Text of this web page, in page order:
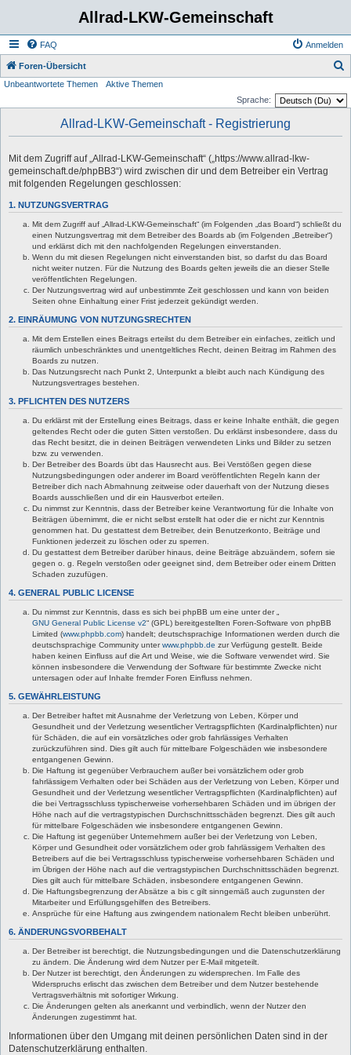
Allrad-LKW-Gemeinschaft
FAQ Anmelden
Foren-Übersicht
Unbeantwortete Themen
Aktive Themen
Sprache:
Allrad-LKW-Gemeinschaft - Registrierung
Mit dem Zugriff auf „Allrad-LKW-Gemeinschaft“ („https://www.allrad-lkw-
gemeinschaft.de/phpBB3“) wird zwischen dir und dem Betreiber ein Vertrag
mit folgenden Regelungen geschlossen:
1. NUTZUNGSVERTRAG
Mit dem Zugriff auf „Allrad-LKW-Gemeinschaft“ (im Folgenden „das Board“) schließt du
einen Nutzungsvertrag mit dem Betreiber des Boards ab (im Folgenden „Betreiber“)
und erklärst dich mit den nachfolgenden Regelungen einverstanden.
Wenn du mit diesen Regelungen nicht einverstanden bist, so darfst du das Board
nicht weiter nutzen. Für die Nutzung des Boards gelten jeweils die an dieser Stelle
veröffentlichten Regelungen.
Der Nutzungsvertrag wird auf unbestimmte Zeit geschlossen und kann von beiden
Seiten ohne Einhaltung einer Frist jederzeit gekündigt werden.
2. EINRÄUMUNG VON NUTZUNGSRECHTEN
Mit dem Erstellen eines Beitrags erteilst du dem Betreiber ein einfaches, zeitlich und
räumlich unbeschränktes und unentgeltliches Recht, deinen Beitrag im Rahmen des
Boards zu nutzen.
Das Nutzungsrecht nach Punkt 2, Unterpunkt a bleibt auch nach Kündigung des
Nutzungsvertrages bestehen.
3. PFLICHTEN DES NUTZERS
Du erklärst mit der Erstellung eines Beitrags, dass er keine Inhalte enthält, die gegen
geltendes Recht oder die guten Sitten verstoßen. Du erklärst insbesondere, dass du
das Recht besitzt, die in deinen Beiträgen verwendeten Links und Bilder zu setzen
bzw. zu verwenden.
Der Betreiber des Boards übt das Hausrecht aus. Bei Verstößen gegen diese
Nutzungsbedingungen oder anderer im Board veröffentlichten Regeln kann der
Betreiber dich nach Abmahnung zeitweise oder dauerhaft von der Nutzung dieses
Boards ausschließen und dir ein Hausverbot erteilen.
Du nimmst zur Kenntnis, dass der Betreiber keine Verantwortung für die Inhalte von
Beiträgen übernimmt, die er nicht selbst erstellt hat oder die er nicht zur Kenntnis
genommen hat. Du gestattest dem Betreiber, dein Benutzerkonto, Beiträge und
Funktionen jederzeit zu löschen oder zu sperren.
Du gestattest dem Betreiber darüber hinaus, deine Beiträge abzuändern, sofern sie
gegen o. g. Regeln verstoßen oder geeignet sind, dem Betreiber oder einem Dritten
Schaden zuzufügen.
4. GENERAL PUBLIC LICENSE
Du nimmst zur Kenntnis, dass es sich bei phpBB um eine unter der „
GNU General Public License v2“ (GPL) bereitgestellten Foren-Software von phpBB
Limited (www.phpbb.com) handelt; deutschsprachige Informationen werden durch die
deutschsprachige Community unterwww.phpbb.de zur Verfügung gestellt. Beide
haben keinen Einfluss auf die Art und Weise, wie die Software verwendet wird. Sie
können insbesondere die Verwendung der Software für bestimmte Zwecke nicht
untersagen oder auf Inhalte fremder Foren Einfluss nehmen.
5. GEWÄHRLEISTUNG
Der Betreiber haftet mit Ausnahme der Verletzung von Leben, Körper und
Gesundheit und der Verletzung wesentlicher Vertragspflichten (Kardinalpflichten) nur
für Schäden, die auf ein vorsätzliches oder grob fahrlässiges Verhalten
zurückzuführen sind. Dies gilt auch für mittelbare Folgeschäden wie insbesondere
entgangenen Gewinn.
Die Haftung ist gegenüber Verbrauchern außer bei vorsätzlichem oder grob
fahrlässigem Verhalten oder bei Schäden aus der Verletzung von Leben, Körper und
Gesundheit und der Verletzung wesentlicher Vertragspflichten (Kardinalpflichten) auf
die bei Vertragsschluss typischerweise vorhersehbaren Schäden und im übrigen der
Höhe nach auf die vertragstypischen Durchschnittsschäden begrenzt. Dies gilt auch
für mittelbare Folgeschäden wie insbesondere entgangenen Gewinn.
Die Haftung ist gegenüber Unternehmern außer bei der Verletzung von Leben,
Körper und Gesundheit oder vorsätzlichem oder grob fahrlässigem Verhalten des
Betreibers auf die bei Vertragsschluss typischerweise vorhersehbaren Schäden und
im Übrigen der Höhe nach auf die vertragstypischen Durchschnittsschäden begrenzt.
Dies gilt auch für mittelbare Schäden, insbesondere entgangenen Gewinn.
Die Haftungsbegrenzung der Absätze a bis c gilt sinngemäß auch zugunsten der
Mitarbeiter und Erfüllungsgehilfen des Betreibers.
Ansprüche für eine Haftung aus zwingendem nationalem Recht bleiben unberührt.
6. ÄNDERUNGSVORBEHALT
Der Betreiber ist berechtigt, die Nutzungsbedingungen und die Datenschutzerklärung
zu ändern. Die Änderung wird dem Nutzer per E-Mail mitgeteilt.
Der Nutzer ist berechtigt, den Änderungen zu widersprechen. Im Falle des
Widerspruchs erlischt das zwischen dem Betreiber und dem Nutzer bestehende
Vertragsverhältnis mit sofortiger Wirkung.
Die Änderungen gelten als anerkannt und verbindlich, wenn der Nutzer den
Änderungen zugestimmt hat.
Informationen über den Umgang mit deinen persönlichen Daten sind in der
Datenschutzerklärung enthalten.